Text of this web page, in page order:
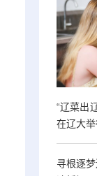
“辽菜出
在辽大
寻根逐